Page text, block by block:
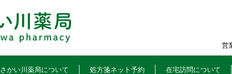
営
さかい川薬局について 処方箋ネット予約 在宅訪問について